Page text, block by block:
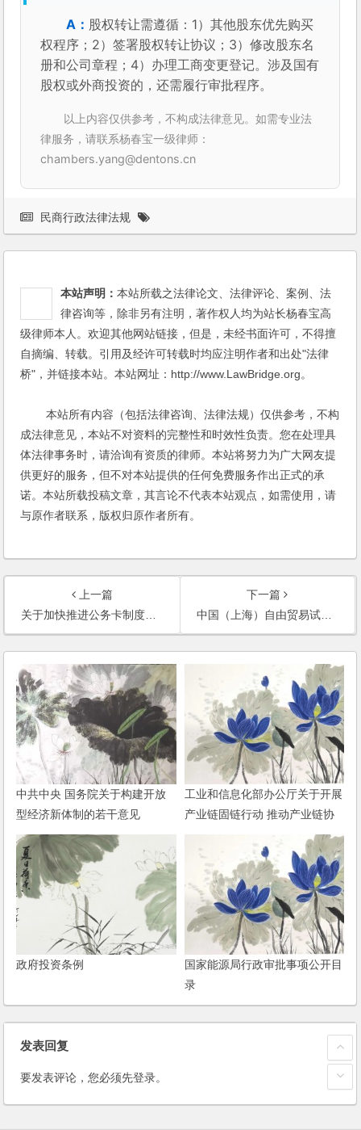
股权转让需遵循：1）其他股东优先购买
权程序；2）签署股权转让协议；3）修改股东名
册和公司章程；4）办理工商变更登记。涉及国有
股权或外商投资的，还需履行审批程序。
以上内容仅供参考，不构成法律意见。如需专业法
律服务，请联系杨春宝一级律师：
chambers.yang@dentons.cn
民商行政法律法规
本站声明：本站所载之法律论文、法律评论、案例、法
律咨询等，除非另有注明，著作权人均为站长杨春宝高
级律师本人。欢迎其他网站链接，但是，未经书面许可，不得擅
自摘编、转载。引用及经许可转载时均应注明作者和出处"法律
桥"，并链接本站。本站网址：http://www.LawBridge.org。
本站所有内容（包括法律咨询、法律法规）仅供参考，不构
成法律意见，本站不对资料的完整性和时效性负责。您在处理具
体法律事务时，请洽询有资质的律师。本站将努力为广大网友提
供更好的服务，但不对本站提供的任何免费服务作出正式的承
诺。本站所载投稿文章，其言论不代表本站观点，如需使用，请
与原作者联系，版权归原作者所有。
上一篇
关于加快推进公务卡制度改革的通知
下一篇
中国（上海）自由贸易试验区总体方案
中共中央 国务院关于构建开放
型经济新体制的若干意见
工业和信息化部办公厅关于开展
产业链固链行动 推动产业链协
政府投资条例
国家能源局行政审批事项公开目
录
发表回复
要发表评论，您必须先登录。